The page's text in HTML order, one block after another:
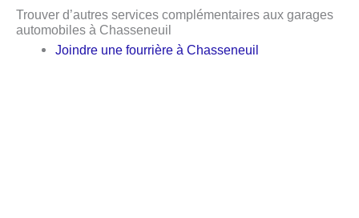
Trouver d’autres services complémentaires aux garages
automobiles à Chasseneuil
Joindre une fourrière à Chasseneuil